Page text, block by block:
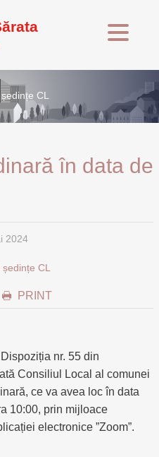
CL
în data de
2024
CL
PRINT
nr. 55 din
Consiliul Local al comunei
ce va avea loc în data
10:00, prin mijloace
electronice ”Zoom”.